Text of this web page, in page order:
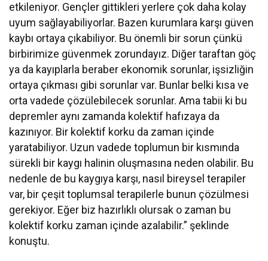
etkileniyor. Gençler gittikleri yerlere çok daha kolay
uyum sağlayabiliyorlar. Bazen kurumlara karşı güven
kaybı ortaya çıkabiliyor. Bu önemli bir sorun çünkü
birbirimize güvenmek zorundayız. Diğer taraftan göç
ya da kayıplarla beraber ekonomik sorunlar, işsizliğin
ortaya çıkması gibi sorunlar var. Bunlar belki kısa ve
orta vadede çözülebilecek sorunlar. Ama tabii ki bu
depremler aynı zamanda kolektif hafızaya da
kazınıyor. Bir kolektif korku da zaman içinde
yaratabiliyor. Uzun vadede toplumun bir kısmında
sürekli bir kaygı halinin oluşmasına neden olabilir. Bu
nedenle de bu kaygıya karşı, nasıl bireysel terapiler
var, bir çeşit toplumsal terapilerle bunun çözülmesi
gerekiyor. Eğer biz hazırlıklı olursak o zaman bu
kolektif korku zaman içinde azalabilir.” şeklinde
konuştu.